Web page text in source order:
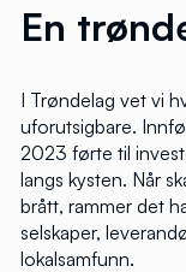
En
I Trøndelag vet vi
uforutsigbare.
2023 førte til
langs kysten. Når
brått, rammer det
selskaper,
lokalsamfunn.